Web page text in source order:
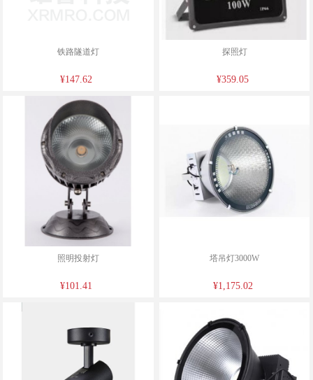
铁路隧道灯
¥147.62
探照灯
¥359.05
照明投射灯
¥101.41
塔吊灯3000W
¥1,175.02